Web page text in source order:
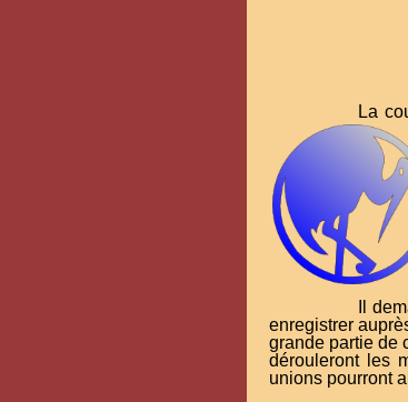
La
Il
enregistrer
grande partie de
dérouleront les
unions pourront